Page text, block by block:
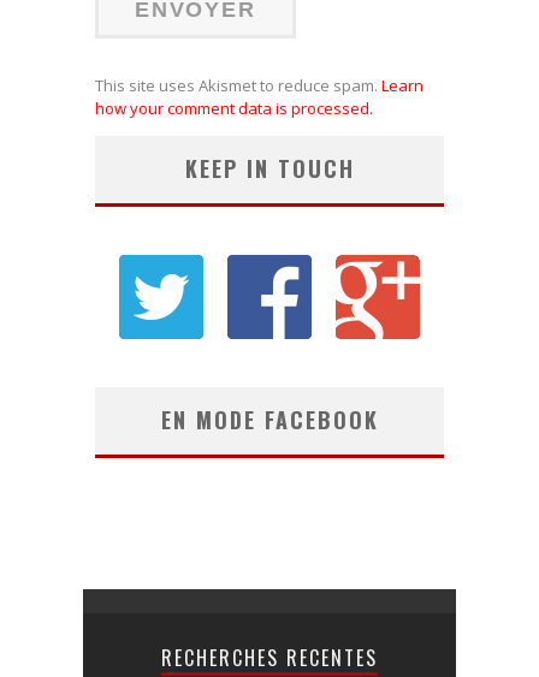
This site uses Akismet to reduce spam. Learn
how your comment data is processed.
KEEP IN TOUCH
EN MODE FACEBOOK
RECHERCHES RECENTES